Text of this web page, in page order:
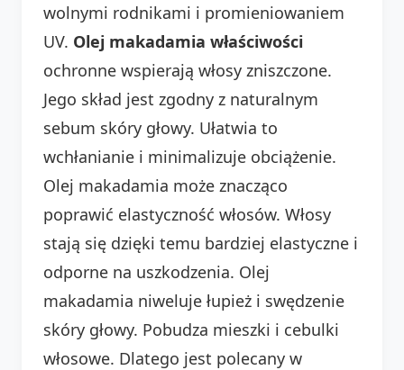
wolnymi rodnikami i promieniowaniem
UV. Olej makadamia właściwości
ochronne wspierają włosy zniszczone.
Jego skład jest zgodny z naturalnym
sebum skóry głowy. Ułatwia to
wchłanianie i minimalizuje obciążenie.
Olej makadamia może znacząco
poprawić elastyczność włosów. Włosy
stają się dzięki temu bardziej elastyczne i
odporne na uszkodzenia. Olej
makadamia niweluje łupież i swędzenie
skóry głowy. Pobudza mieszki i cebulki
włosowe. Dlatego jest polecany w